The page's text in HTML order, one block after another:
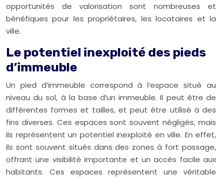
opportunités de valorisation sont nombreuses et
bénéfiques pour les propriétaires, les locataires et la
ville.
Le potentiel inexploité des pieds
d’immeuble
Un pied d’immeuble correspond à l’espace situé au
niveau du sol, à la base d’un immeuble. Il peut être de
différentes formes et tailles, et peut être utilisé à des
fins diverses. Ces espaces sont souvent négligés, mais
ils représentent un potentiel inexploité en ville. En effet,
ils sont souvent situés dans des zones à fort passage,
offrant une visibilité importante et un accès facile aux
habitants. Ces espaces représentent une véritable